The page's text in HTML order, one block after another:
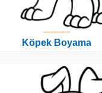
Köpek Boyama